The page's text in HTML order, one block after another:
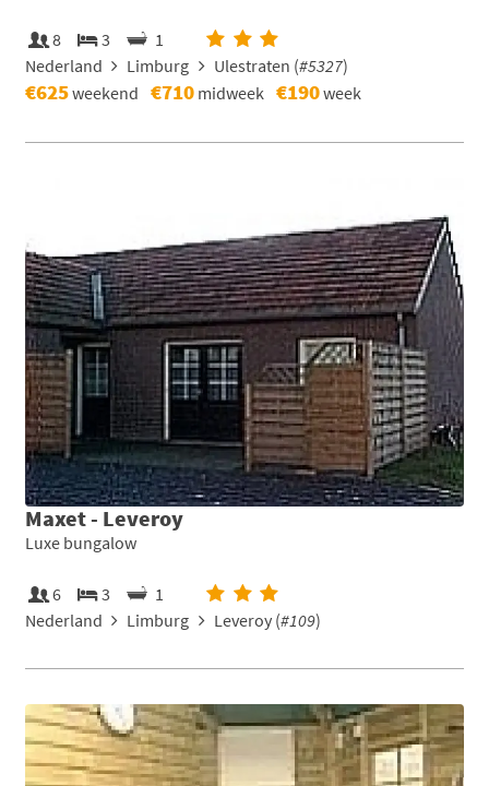
8 3
1
Nederland
Limburg Ulestraten (#5327)
€625weekend €710 midweek €190week
Maxet - Leveroy
Luxe bungalow
6 3
1
Nederland
Limburg Leveroy (#109)